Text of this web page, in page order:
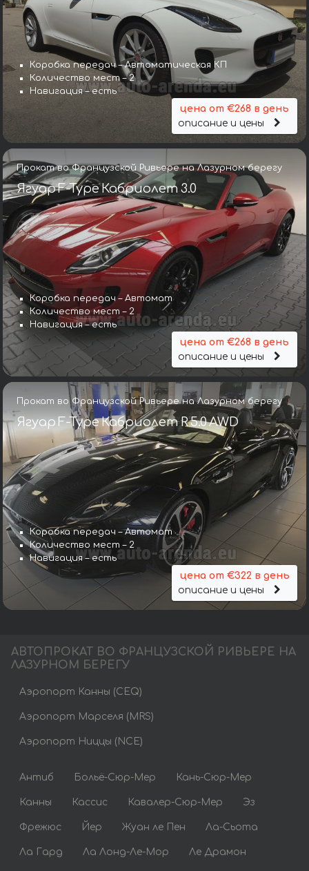
Коробка передач – Автоматическая КП
Количество мест – 2
Навигация – есть
цена от €268 в день
описание и цены
Прокат во Французской Ривьере на Лазурном берегу
Ягуар F-Type Кабриолет 3.0
Коробка передач – Автомат
Количество мест – 2
Навигация – есть
цена от €268 в день
описание и цены
Прокат во Французской Ривьере на Лазурном берегу
Ягуар F-Type Кабриолет R 5.0 AWD
Коробка передач – Автомат
Количество мест – 2
Навигация – есть
цена от €322 в день
описание и цены
АВТОПРОКАТ ВО ФРАНЦУЗСКОЙ РИВЬЕРЕ НА
ЛАЗУРНОМ БЕРЕГУ
Аэропорт Канны (CEQ)
Аэропорт Марселя (MRS)
Аэропорт Ниццы (NCE)
Антиб Больё-Сюр-Мер Кань-Сюр-Мер
Канны Кассис Кавалер-Сюр-Мер Эз
Фрежюс Йер Жуан ле Пен Ла-Сьота
Ла Гард Ла Лонд-Ле-Мор Ле Драмон